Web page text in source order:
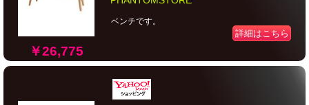
￥26,775
ベンチです。
詳細はこちら